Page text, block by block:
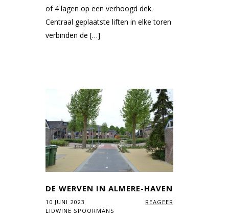
of 4 lagen op een verhoogd dek.
Centraal geplaatste liften in elke toren
verbinden de […]
DE WERVEN IN ALMERE-HAVEN
10 JUNI 2023
REAGEER
LIDWINE SPOORMANS